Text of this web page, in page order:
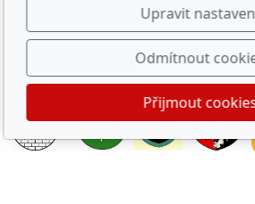
Upravit
Odmítnout
Přijmout
Děkujeme za podporu činnosti MO
dětských rybářských